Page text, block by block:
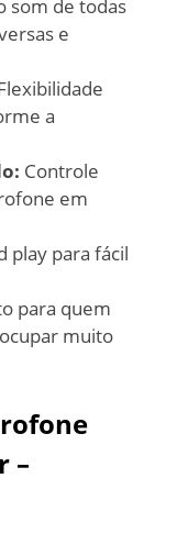
som de todas
e
a
Controle
em
play para fácil
para quem
muito
–